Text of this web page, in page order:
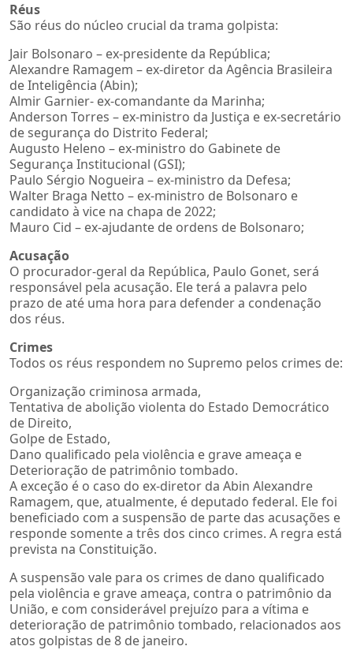
Réus
São réus do núcleo crucial da trama golpista:
Jair Bolsonaro – ex-presidente da República;
Alexandre Ramagem – ex-diretor da Agência Brasileira
de Inteligência (Abin);
Almir Garnier- ex-comandante da Marinha;
Anderson Torres – ex-ministro da Justiça e ex-secretário
de segurança do Distrito Federal;
Augusto Heleno – ex-ministro do Gabinete de
Segurança Institucional (GSI);
Paulo Sérgio Nogueira – ex-ministro da Defesa;
Walter Braga Netto – ex-ministro de Bolsonaro e
candidato à vice na chapa de 2022;
Mauro Cid – ex-ajudante de ordens de Bolsonaro;
Acusação
O procurador-geral da República, Paulo Gonet, será
responsável pela acusação. Ele terá a palavra pelo
prazo de até uma hora para defender a condenação
dos réus.
Crimes
Todos os réus respondem no Supremo pelos crimes de:
Organização criminosa armada,
Tentativa de abolição violenta do Estado Democrático
de Direito,
Golpe de Estado,
Dano qualificado pela violência e grave ameaça e
Deterioração de patrimônio tombado.
A exceção é o caso do ex-diretor da Abin Alexandre
Ramagem, que, atualmente, é deputado federal. Ele foi
beneficiado com a suspensão de parte das acusações e
responde somente a três dos cinco crimes. A regra está
prevista na Constituição.
A suspensão vale para os crimes de dano qualificado
pela violência e grave ameaça, contra o patrimônio da
União, e com considerável prejuízo para a vítima e
deterioração de patrimônio tombado, relacionados aos
atos golpistas de 8 de janeiro.